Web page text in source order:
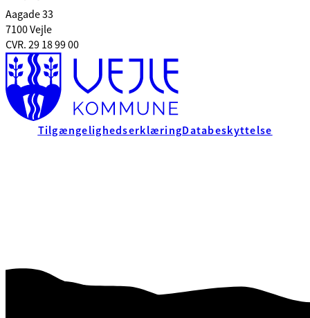
Aagade 33
7100 Vejle
CVR. 29 18 99 00
TilgængelighedserklæringDatabeskyttelse